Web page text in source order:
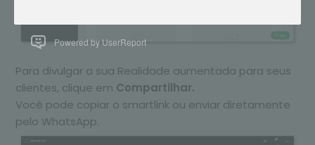
Para divulgar a sua Realidade aumentada para seus
clientes, clique em Compartilhar.
Você pode copiar o smartlink ou enviar diretamente
pelo WhatsApp.
Powered by UserReport